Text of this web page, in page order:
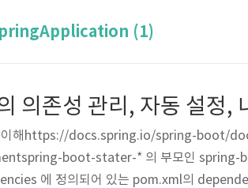
(1)
의존성 관리, 자동 설정,
이해https://docs.spring.io/spring-boot/
boot-stater-* 의 부모인 spring-
에 정의되어 있는 pom.xml의